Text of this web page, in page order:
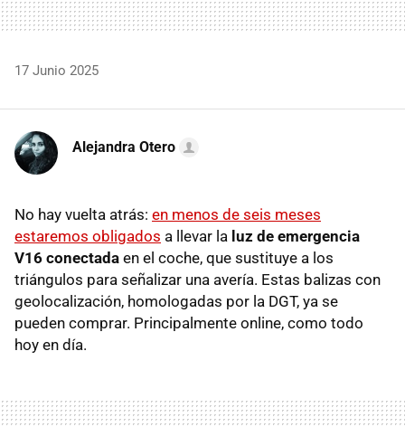
17 Junio 2025
Alejandra Otero
No hay vuelta atrás: en menos de seis meses
estaremos obligados a llevar la luz de emergencia
V16 conectada en el coche, que sustituye a los
triángulos para señalizar una avería. Estas balizas con
geolocalización, homologadas por la DGT, ya se
pueden comprar. Principalmente online, como todo
hoy en día.